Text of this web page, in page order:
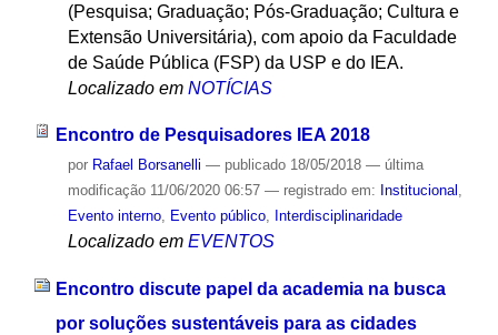
(Pesquisa; Graduação; Pós-Graduação; Cultura e
Extensão Universitária), com apoio da Faculdade
de Saúde Pública (FSP) da USP e do IEA.
Localizado em NOTÍCIAS
Encontro de Pesquisadores IEA 2018
por Rafael Borsanelli — publicado18/05/2018 — última
modificação11/06/2020 06:57 — registrado em: Institucional ,
Evento interno, Evento público, Interdisciplinaridade
Localizado em EVENTOS
Encontro discute papel da academia na busca
por soluções sustentáveis para as cidades